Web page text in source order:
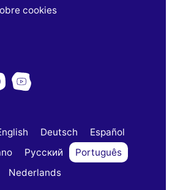
cookies
Deutsch
Español
Русский
Português
Nederlands